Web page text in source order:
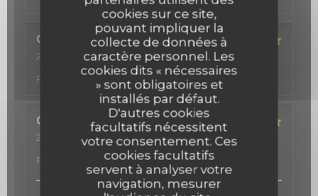
cookies sur ce site,
pouvant impliquer la
collecte de données à
caractère personnel. Les
cookies dits « nécessaires
» sont obligatoires et
installés par défaut.
D'autres cookies
facultatifs nécessitent
votre consentement. Ces
cookies facultatifs
servent à analyser votre
navigation, mesurer
Caroline A
2026-07-17 - 22:00 - Couverts 6
4/5 Ambiance: 5 /5 Cuisine:5/5 Qualité /
Prix
Carole
2026-07-18 - 20:00 - Couverts 6
5 /5 Ambiance: 5/5 Cuisine: 5/5 Qualité /
Prix